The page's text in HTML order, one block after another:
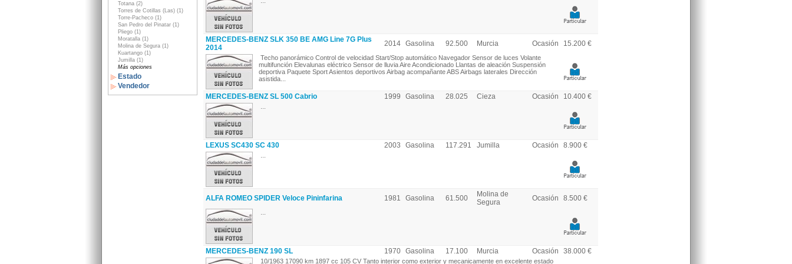
Totana (2)
Torres de Cotillas (Las) (1)
Torre-Pacheco (1)
San Pedro del Pinatar (1)
Pliego (1)
Moratalla (1)
Molina de Segura (1)
Kuartango (1)
Jumilla (1)
Más opciones
Estado
Vendedor
MERCEDES-BENZ SLK 350 BE AMG Line 7G Plus
2014
2014 Gasolina 92.500 Murcia Ocasión 15.200 €
Techo panorámico Control de velocidad Start/Stop automático Navegador Sensor de luces Volante
multifunción Elevalunas eléctrico Sensor de lluvia Aire Acondicionado Llantas de aleación Suspensión
deportiva Paquete Sport Asientos deportivos Airbag acompañante ABS Airbags laterales Dirección
asistida...
MERCEDES-BENZ SL 500 Cabrio 1999 Gasolina 28.025 Cieza Ocasión 10.400 €
LEXUS SC430 SC 430 2003 Gasolina 117.291 Jumilla Ocasión 8.900 €
ALFA ROMEO SPIDER Veloce Pininfarina 1981 Gasolina 61.500
Molina de
Segura
Ocasión 8.500 €
MERCEDES-BENZ 190 SL 1970 Gasolina 17.100 Murcia Ocasión 38.000 €
10/1963 17090 km 1897 cc 105 CV Tanto interior como exterior y mecanicamente en excelente estado